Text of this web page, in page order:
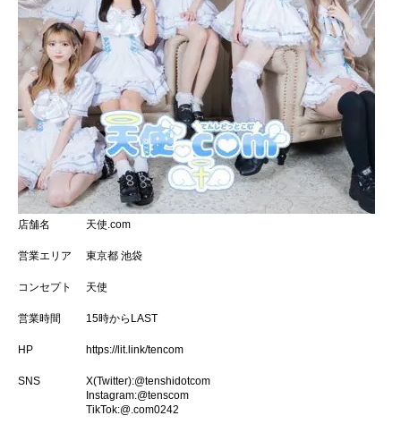
店舗名 天使.com
営業エリア 東京都 池袋
コンセプト 天使
営業時間 15時からLAST
HP https://lit.link/tencom
SNS X(Twitter):@tenshidotcom
Instagram:@tenscom
TikTok:@.com0242